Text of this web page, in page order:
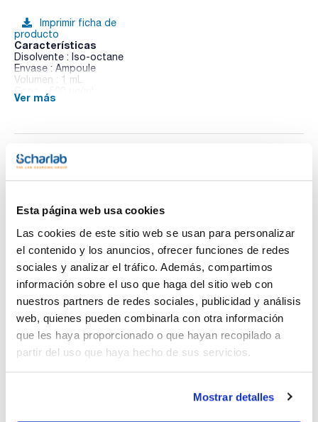
Esta página web usa cookies
Las cookies de este sitio web se usan para personalizar
el contenido y los anuncios, ofrecer funciones de redes
sociales y analizar el tráfico. Además, compartimos
información sobre el uso que haga del sitio web con
nuestros partners de redes sociales, publicidad y análisis
web, quienes pueden combinarla con otra información
que les haya proporcionado o que hayan recopilado a
partir del uso que haya hecho de sus servicios.
Mostrar detalles
Imprimir ficha de
producto
Características
Disolvente : Iso-octane
Envase : Ampoule
Volumen : 1 mL
CAS : [38380-07-3]
Ver más
Documentación técnica
Regístrate para
descargas
descargas
SDS/ Hoja de seguridad
Regístrate para
descargas
Los productos marcados con esta imagen son
listos para una entrega inmediata.